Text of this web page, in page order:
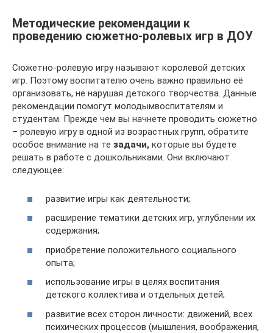
Методические рекомендации к
проведению сюжетно-ролевых игр в ДОУ
Сюжетно-ролевую игру называют королевой детских
игр. Поэтому воспитателю очень важно правильно её
организовать, не нарушая детского творчества. Данные
рекомендации помогут молодымвоспитателям и
студентам. Прежде чем вы начнете проводить сюжетно
– ролевую игру в одной из возрастных групп, обратите
особое внимание на те задачи, которые вы будете
решать в работе с дошкольниками. Они включают
следующее:
развитие игры как деятельности;
расширение тематики детских игр, углублении их
содержания;
приобретение положительного социального
опыта;
использование игры в целях воспитания
детского коллектива и отдельных детей;
развитие всех сторон личности: движений, всех
психических процессов (мышления, воображения,